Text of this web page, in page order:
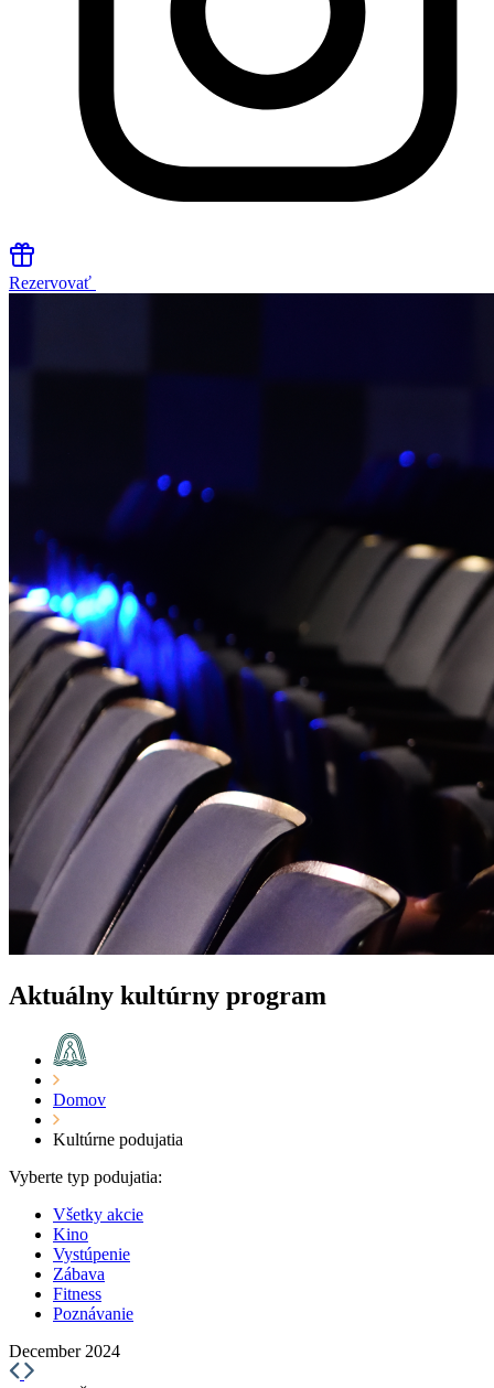
Rezervovať
Aktuálny kultúrny program
Domov
Kultúrne podujatia
Vyberte typ podujatia:
Všetky akcie
Kino
Vystúpenie
Zábava
Fitness
Poznávanie
December 2024